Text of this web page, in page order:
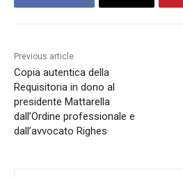
Previous article
Copia autentica della
Requisitoria in dono al
presidente Mattarella
dall’Ordine professionale e
dall’avvocato Righes